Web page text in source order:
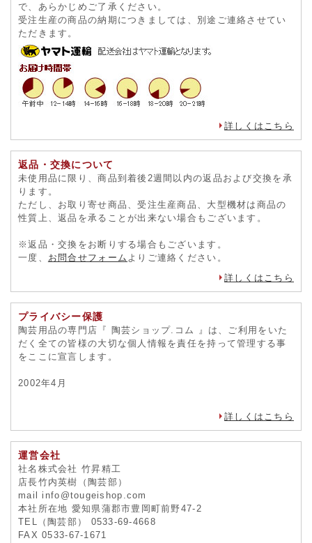
で、あらかじめご了承ください。
受注生産の商品の納期につきましては、別途ご連絡させてい
ただきます。
詳しくはこちら
返品・交換について
未使用品に限り、商品到着後2週間以内の返品および交換を承
ります。
ただし、お取り寄せ商品、受注生産商品、大型機材は商品の
性質上、返品を承ることが出来ない場合もございます。
※返品・交換をお断りする場合もございます。
一度、 お問合せフォーム よりご連絡ください。
詳しくはこちら
プライバシー保護
陶芸用品の専門店『 陶芸ショップ.コム 』は、ご利用をいた
だく全ての皆様の大切な個人情報を責任を持って管理する事
をここに宣言します。
2002年4月
詳しくはこちら
運営会社
社名株式会社 竹昇精工
店長竹内英樹（陶芸部）
mail info@tougeishop.com
本社所在地 愛知県蒲郡市豊岡町前野47-2
TEL（陶芸部） 0533-69-4668
FAX 0533-67-1671